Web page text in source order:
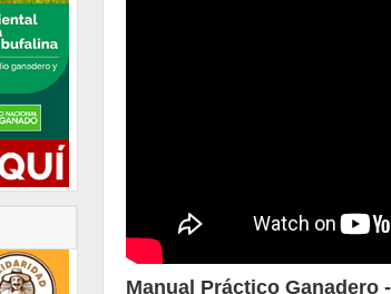
Manual Práctico Ganadero